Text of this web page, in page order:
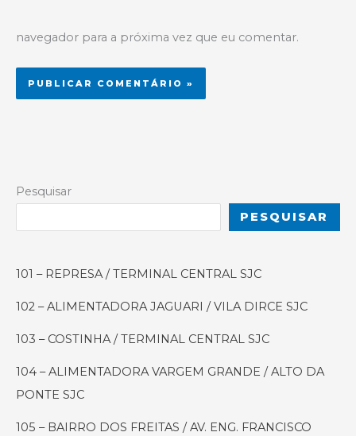
navegador para a próxima vez que eu comentar.
Pesquisar
PESQUISAR
101 – REPRESA / TERMINAL CENTRAL SJC
102 – ALIMENTADORA JAGUARI / VILA DIRCE SJC
103 – COSTINHA / TERMINAL CENTRAL SJC
104 – ALIMENTADORA VARGEM GRANDE / ALTO DA
PONTE SJC
105 – BAIRRO DOS FREITAS / AV. ENG. FRANCISCO